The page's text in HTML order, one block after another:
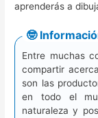
aprenderás a
🤓
Entre muchas
compartir
son las
en todo el
naturaleza y